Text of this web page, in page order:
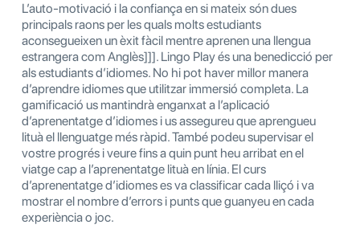
L’auto-motivació i la confiança en si mateix són dues
principals raons per les quals molts estudiants
aconsegueixen un èxit fàcil mentre aprenen una llengua
estrangera com Anglès]]]. Lingo Play és una benedicció per
als estudiants d’idiomes. No hi pot haver millor manera
d’aprendre idiomes que utilitzar immersió completa. La
gamificació us mantindrà enganxat a l’aplicació
d’aprenentatge d’idiomes i us assegureu que aprengueu
lituà el llenguatge més ràpid. També podeu supervisar el
vostre progrés i veure fins a quin punt heu arribat en el
viatge cap a l’aprenentatge lituà en línia. El curs
d’aprenentatge d’idiomes es va classificar cada lliçó i va
mostrar el nombre d’errors i punts que guanyeu en cada
experiència o joc.